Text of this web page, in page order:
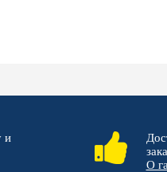
и
О